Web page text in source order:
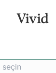
Vivid